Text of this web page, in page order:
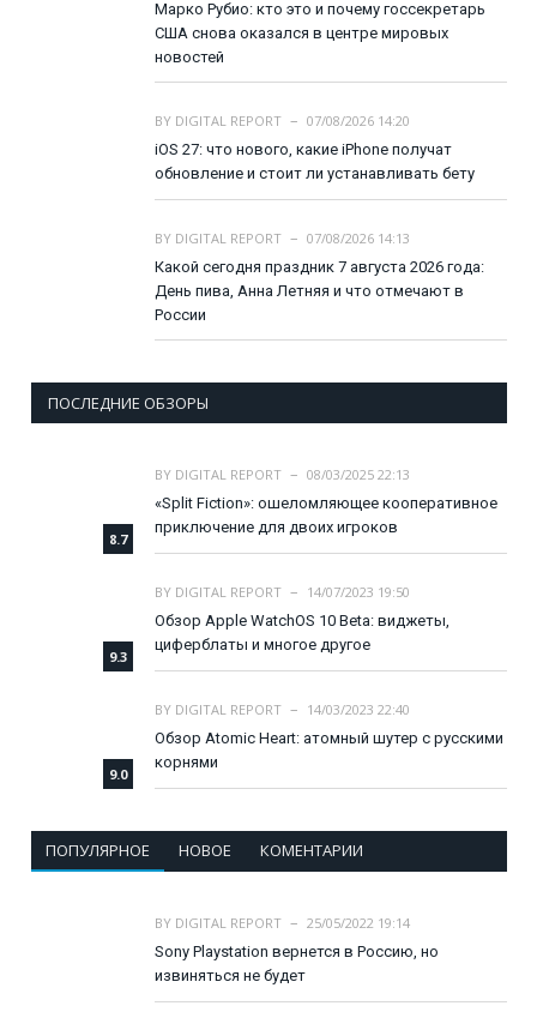
Марко Рубио: кто это и почему госсекретарь
США снова оказался в центре мировых
новостей
BY DIGITAL REPORT
07/08/2026 14:20
iOS 27: что нового, какие iPhone получат
обновление и стоит ли устанавливать бету
BY DIGITAL REPORT
07/08/2026 14:13
Какой сегодня праздник 7 августа 2026 года:
День пива, Анна Летняя и что отмечают в
России
ПОСЛЕДНИЕ ОБЗОРЫ
8.7
BY DIGITAL REPORT
08/03/2025 22:13
«Split Fiction»: ошеломляющее кооперативное
приключение для двоих игроков
9.3
BY DIGITAL REPORT
14/07/2023 19:50
Обзор Apple WatchOS 10 Beta: виджеты,
циферблаты и многое другое
9.0
BY DIGITAL REPORT
14/03/2023 22:40
Обзор Atomic Heart: атомный шутер с русскими
корнями
ПОПУЛЯРНОЕ НОВОЕ КОМЕНТАРИИ
BY DIGITAL REPORT
25/05/2022 19:14
Sony Playstation вернется в Россию, но
извиняться не будет